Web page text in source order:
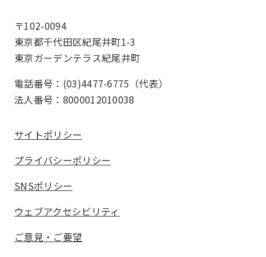
〒102-0094
東京都千代田区紀尾井町1-3
東京ガーデンテラス紀尾井町
電話番号：(03)4477-6775（代表）
法人番号：8000012010038
サイトポリシー
プライバシーポリシー
SNSポリシー
ウェブアクセシビリティ
ご意見・ご要望